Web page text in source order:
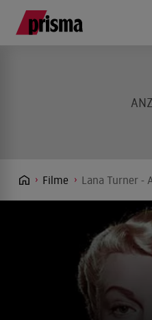
Filme Lana Turner -